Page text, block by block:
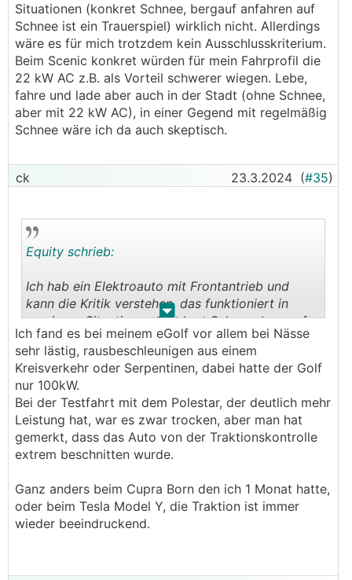
Situationen (konkret Schnee, bergauf anfahren auf
Schnee ist ein Trauerspiel) wirklich nicht. Allerdings
wäre es für mich trotzdem kein Ausschlusskriterium.
Beim Scenic konkret würden für mein Fahrprofil die
22 kW AC z.B. als Vorteil schwerer wiegen. Lebe,
fahre und lade aber auch in der Stadt (ohne Schnee,
aber mit 22 kW AC), in einer Gegend mit regelmäßig
Schnee wäre ich da auch skeptisch.
ck 23.3.2024 (#35)
. .
Equity schrieb:
Ich hab ein Elektroauto mit Frontantrieb und
kann die Kritik verstehen, das funktioniert in
gewissen Situationen (konkret Schnee, bergauf
anfahren auf Schnee ist ein Trauerspiel) wirklich
nicht. Allerdings wäre es für mich trotzdem kein
Ausschlusskriterium. Beim Scenic konkret würden
für mein Fahrprofil die 22 kW AC z.B. als Vorteil
schwerer wiegen. Lebe, fahre und lade aber auch
in der Stadt (ohne Schnee, aber mit 22 kW AC),
in einer Gegend mit regelmäßig Schnee wäre ich
da auch skeptisch.
Ich fand es bei meinem eGolf vor allem bei Nässe
sehr lästig, rausbeschleunigen aus einem
Kreisverkehr oder Serpentinen, dabei hatte der Golf
nur 100kW.
Bei der Testfahrt mit dem Polestar, der deutlich mehr
Leistung hat, war es zwar trocken, aber man hat
gemerkt, dass das Auto von der Traktionskontrolle
extrem beschnitten wurde.
Ganz anders beim Cupra Born den ich 1 Monat hatte,
oder beim Tesla Model Y, die Traktion ist immer
wieder beeindruckend.